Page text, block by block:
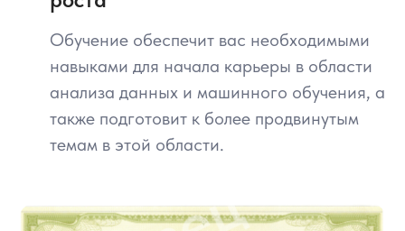
Обучение обеспечит вас необходимыми
навыками для начала карьеры в области
анализа данных и машинного обучения, а
также подготовит к более продвинутым
темам в этой области.
12 выпускников МФТИ
занимает первое место
России
2 выпускника МФТИ